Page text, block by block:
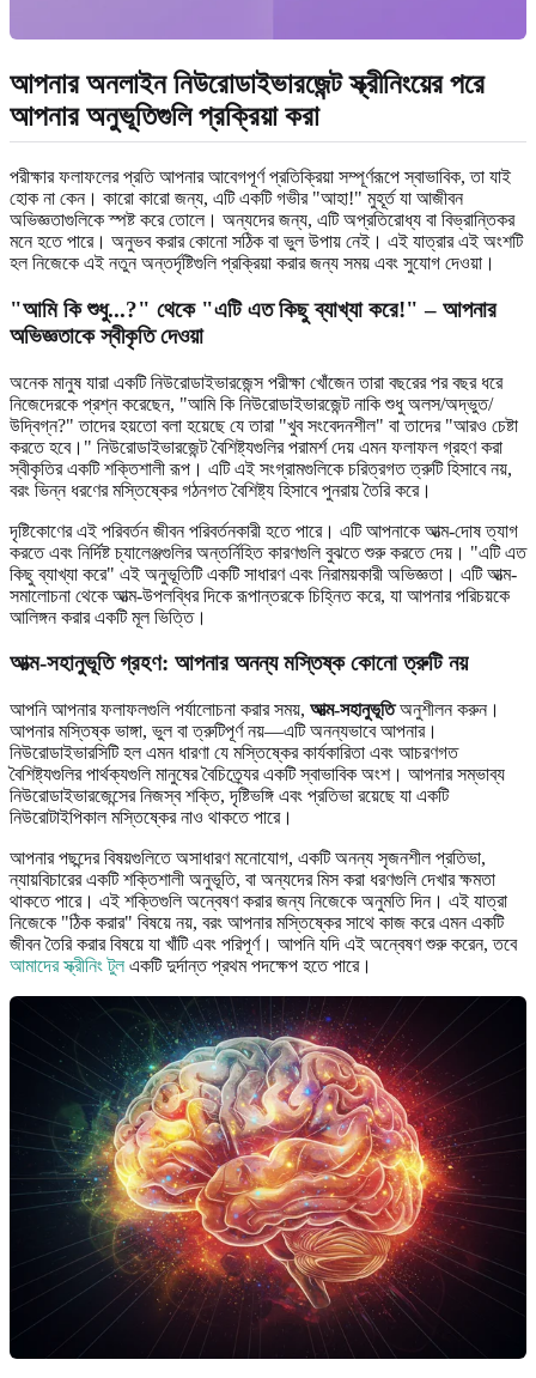
আপনার অনলাইন নিউরোডাইভারজেন্ট স্ক্রীনিংয়ের পরে
আপনার অনুভূতিগুলি প্রক্রিয়া করা
পরীক্ষার ফলাফলের প্রতি আপনার আবেগপূর্ণ প্রতিক্রিয়া সম্পূর্ণরূপে স্বাভাবিক, তা যাই
হোক না কেন। কারো কারো জন্য, এটি একটি গভীর "আহা!" মুহূর্ত যা আজীবন
অভিজ্ঞতাগুলিকে স্পষ্ট করে তোলে। অন্যদের জন্য, এটি অপ্রতিরোধ্য বা বিভ্রান্তিকর
মনে হতে পারে। অনুভব করার কোনো সঠিক বা ভুল উপায় নেই। এই যাত্রার এই অংশটি
হল নিজেকে এই নতুন অন্তর্দৃষ্টিগুলি প্রক্রিয়া করার জন্য সময় এবং সুযোগ দেওয়া।
"আমি কি শুধু...?" থেকে "এটি এত কিছু ব্যাখ্যা করে!" – আপনার
অভিজ্ঞতাকে স্বীকৃতি দেওয়া
অনেক মানুষ যারা একটি নিউরোডাইভারজেন্স পরীক্ষা খোঁজেন তারা বছরের পর বছর ধরে
নিজেদেরকে প্রশ্ন করেছেন, "আমি কি নিউরোডাইভারজেন্ট নাকি শুধু অলস/অদ্ভুত/
উদ্বিগ্ন?" তাদের হয়তো বলা হয়েছে যে তারা "খুব সংবেদনশীল" বা তাদের "আরও চেষ্টা
করতে হবে।" নিউরোডাইভারজেন্ট বৈশিষ্ট্যগুলির পরামর্শ দেয় এমন ফলাফল গ্রহণ করা
স্বীকৃতির একটি শক্তিশালী রূপ। এটি এই সংগ্রামগুলিকে চরিত্রগত ত্রুটি হিসাবে নয়,
বরং ভিন্ন ধরণের মস্তিষ্কের গঠনগত বৈশিষ্ট্য হিসাবে পুনরায় তৈরি করে।
দৃষ্টিকোণের এই পরিবর্তন জীবন পরিবর্তনকারী হতে পারে। এটি আপনাকে আত্ম-দোষ ত্যাগ
করতে এবং নির্দিষ্ট চ্যালেঞ্জগুলির অন্তর্নিহিত কারণগুলি বুঝতে শুরু করতে দেয়। "এটি এত
কিছু ব্যাখ্যা করে" এই অনুভূতিটি একটি সাধারণ এবং নিরাময়কারী অভিজ্ঞতা। এটি আত্ম-
সমালোচনা থেকে আত্ম-উপলব্ধির দিকে রূপান্তরকে চিহ্নিত করে, যা আপনার পরিচয়কে
আলিঙ্গন করার একটি মূল ভিত্তি।
আত্ম-সহানুভূতি গ্রহণ: আপনার অনন্য মস্তিষ্ক কোনো ত্রুটি নয়
আপনি আপনার ফলাফলগুলি পর্যালোচনা করার সময়, আত্ম-সহানুভূতিঅনুশীলন করুন।
আপনার মস্তিষ্ক ভাঙ্গা, ভুল বা ত্রুটিপূর্ণ নয়—এটি অনন্যভাবে আপনার।
নিউরোডাইভারসিটি হল এমন ধারণা যে মস্তিষ্কের কার্যকারিতা এবং আচরণগত
বৈশিষ্ট্যগুলির পার্থক্যগুলি মানুষের বৈচিত্র্যের একটি স্বাভাবিক অংশ। আপনার সম্ভাব্য
নিউরোডাইভারজেন্সের নিজস্ব শক্তি, দৃষ্টিভঙ্গি এবং প্রতিভা রয়েছে যা একটি
নিউরোটাইপিকাল মস্তিষ্কের নাও থাকতে পারে।
আপনার পছন্দের বিষয়গুলিতে অসাধারণ মনোযোগ, একটি অনন্য সৃজনশীল প্রতিভা,
ন্যায়বিচারের একটি শক্তিশালী অনুভূতি, বা অন্যদের মিস করা ধরণগুলি দেখার ক্ষমতা
থাকতে পারে। এই শক্তিগুলি অন্বেষণ করার জন্য নিজেকে অনুমতি দিন। এই যাত্রা
নিজেকে "ঠিক করার" বিষয়ে নয়, বরং আপনার মস্তিষ্কের সাথে কাজ করে এমন একটি
জীবন তৈরি করার বিষয়ে যা খাঁটি এবং পরিপূর্ণ। আপনি যদি এই অন্বেষণ শুরু করেন, তবে
আমাদের স্ক্রীনিং টুল একটি দুর্দান্ত প্রথম পদক্ষেপ হতে পারে।